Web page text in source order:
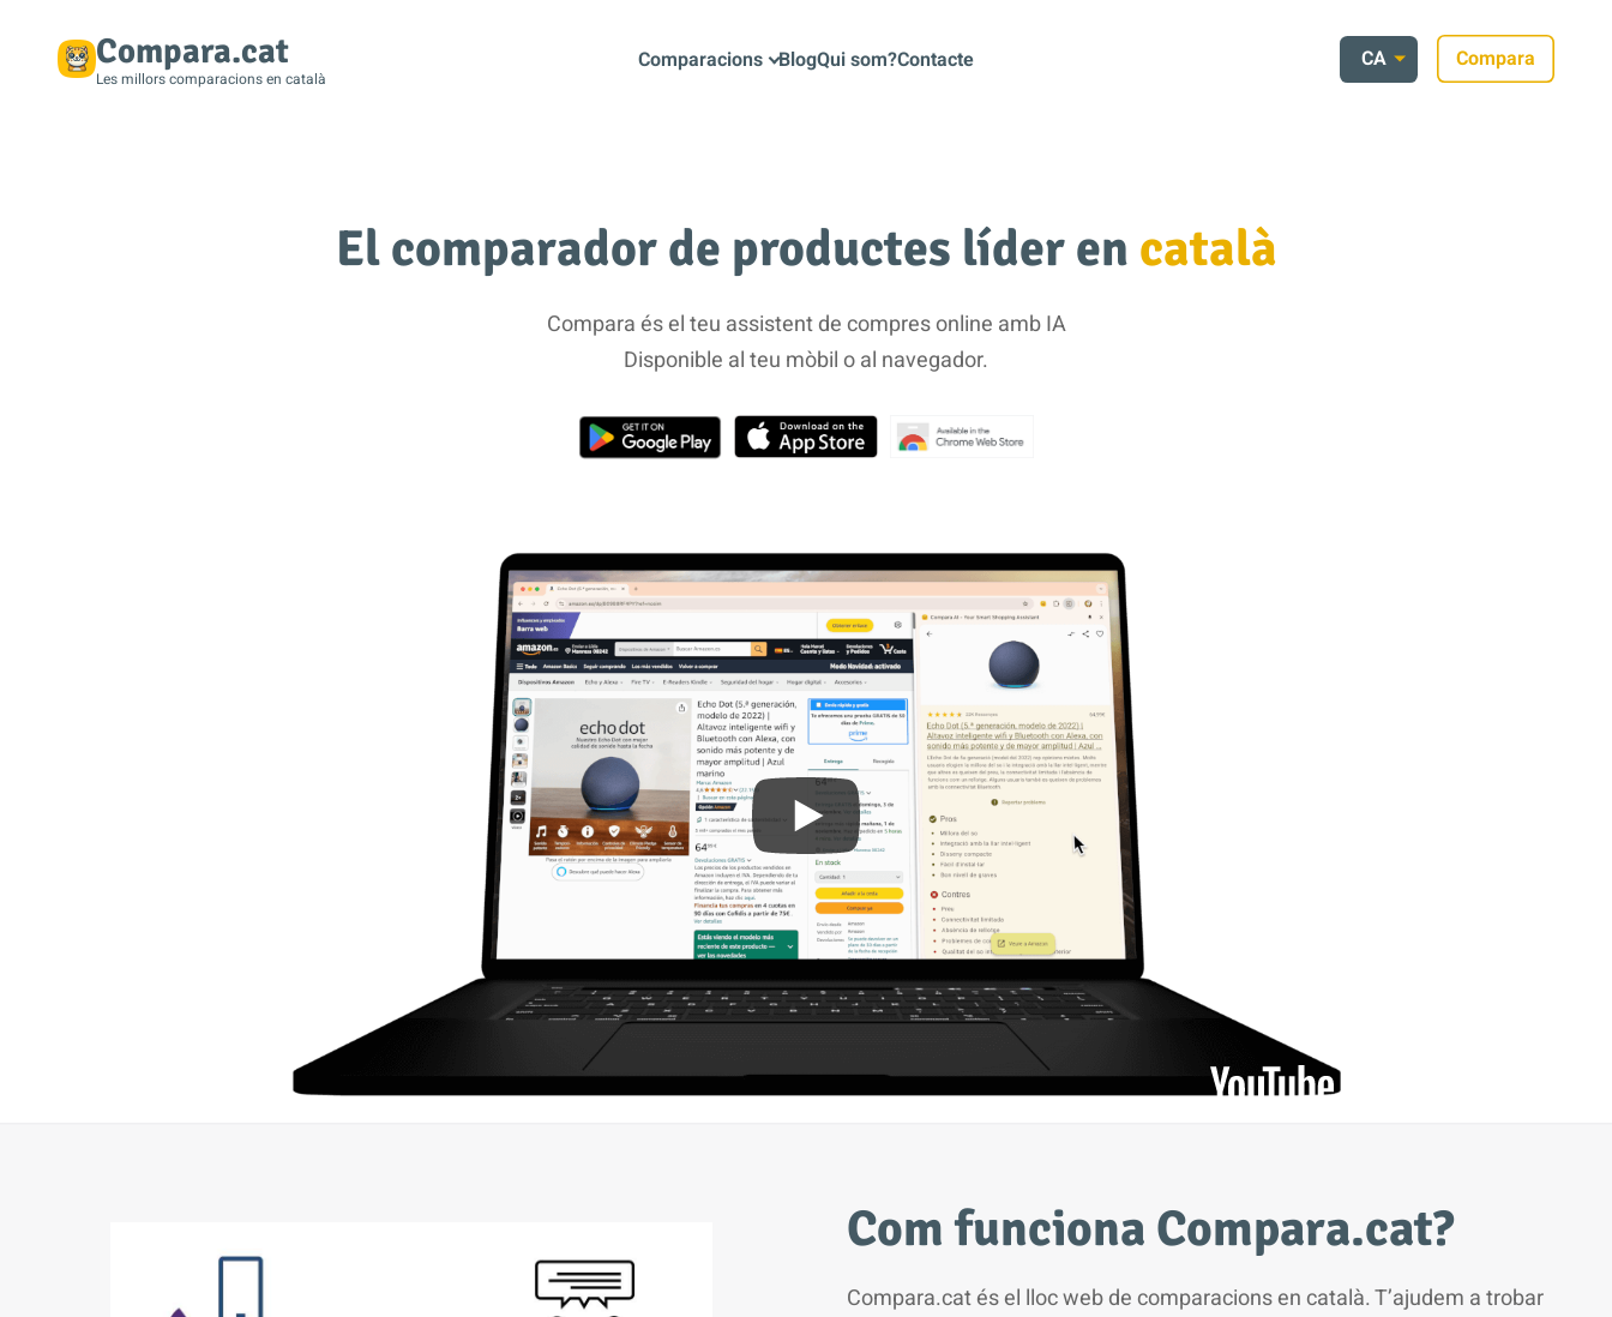
Compara.cat
Les millors comparacions en català
Comparacions BlogQui som?Contacte CA Compara
El comparador de productes líder en català
Compara és el teu assistent de compres online amb IA
Disponible al teu mòbil o al navegador.
Com funciona Compara.cat?
Compara.cat és el lloc web de comparacions en català. T’ajudem a trobar